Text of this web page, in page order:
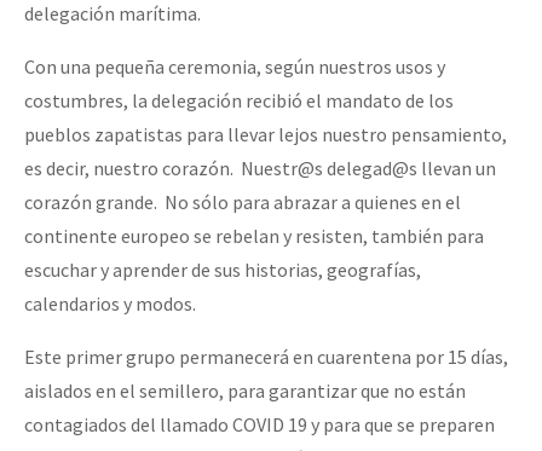
delegación marítima.
Con una pequeña ceremonia, según nuestros usos y
costumbres, la delegación recibió el mandato de los
pueblos zapatistas para llevar lejos nuestro pensamiento,
es decir, nuestro corazón. Nuestr@s delegad@s llevan un
corazón grande. No sólo para abrazar a quienes en el
continente europeo se rebelan y resisten, también para
escuchar y aprender de sus historias, geografías,
calendarios y modos.
Este primer grupo permanecerá en cuarentena por 15 días,
aislados en el semillero, para garantizar que no están
contagiados del llamado COVID 19 y para que se preparen